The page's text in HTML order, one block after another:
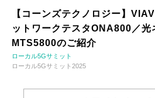
【コーンズテクノロジー】
ットワークテスタONA800／光
MTS5800のご紹介
ローカル5Gサミット
ローカル5Gサミット2025